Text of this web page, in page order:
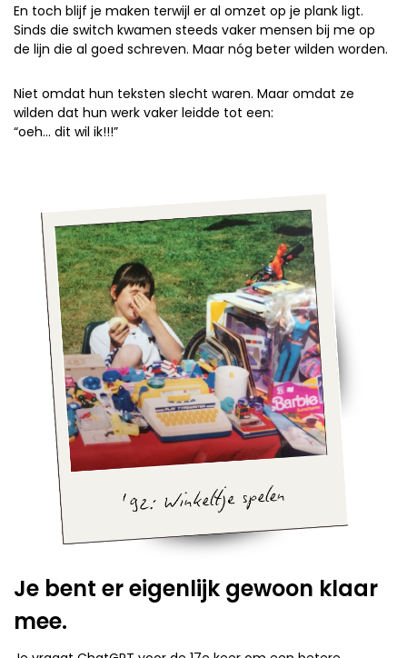
En toch blijf je maken terwijl er al omzet op je plank ligt.
Sinds die switch kwamen steeds vaker mensen bij me op
de lijn die al goed schreven. Maar nóg beter wilden worden.
Niet omdat hun teksten slecht waren. Maar omdat ze
wilden dat hun werk vaker leidde tot een:
“oeh… dit wil ik!!!”
Je bent er eigenlijk gewoon klaar
mee.